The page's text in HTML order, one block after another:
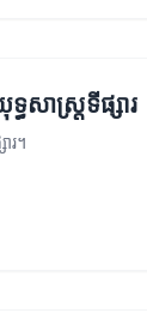
ធសាស្ត្រទីផ្សារ
រ។